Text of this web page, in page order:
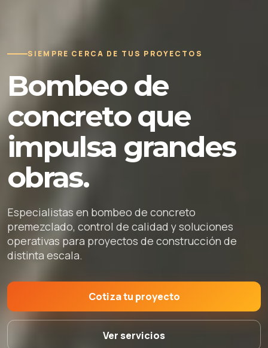
SIEMPRE CERCA DE TUS PROYECTOS
Bombeo de
concreto que
impulsa grandes
obras.
Especialistas en bombeo de concreto
premezclado, control de calidad y soluciones
operativas para proyectos de construcción de
distinta escala.
Cotiza tu proyecto
Ver servicios